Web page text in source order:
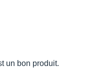
un bon produit.